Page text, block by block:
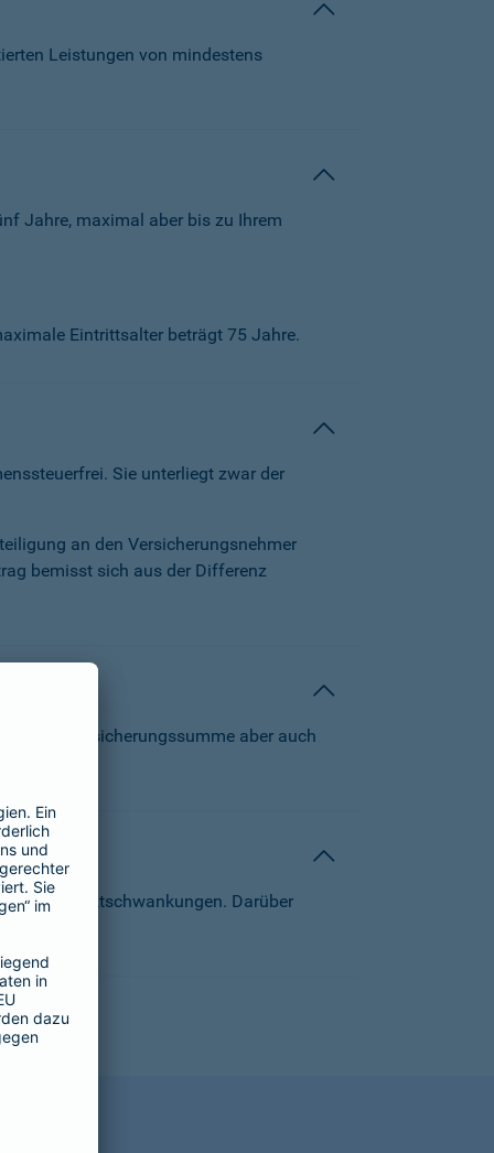
Leistungen von mindestens
Jahre, maximal aber bis zu Ihrem
Eintrittsalter beträgt 75 Jahre.
Sie unterliegt zwar der
an den Versicherungsnehmer
bemisst sich aus der Differenz
die Versicherungssumme aber auch
Darüber